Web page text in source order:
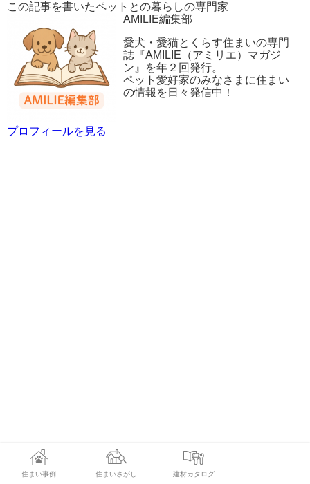
この記事を書いたペットとの暮らしの専門家
AMILIE編集部
愛犬・愛猫とくらす住まいの専門
誌『AMILIE（アミリエ）マガジ
ン』を年２回発行。
ペット愛好家のみなさまに住まい
の情報を日々発信中！
プロフィールを見る
住まい事例 住まいさがし 建材カタログ